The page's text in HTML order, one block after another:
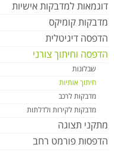
דוגמאות למדבקות אישיות
מדבקות קומיקס
הדפסה דיגיטלית
הדפסה וחיתוך צורני
שבלונות
חיתוך אותיות
מדבקות לרכב
מדבקות לקירות ולדלתות
מתקני תצוגה
הדפסות פורמט רחב